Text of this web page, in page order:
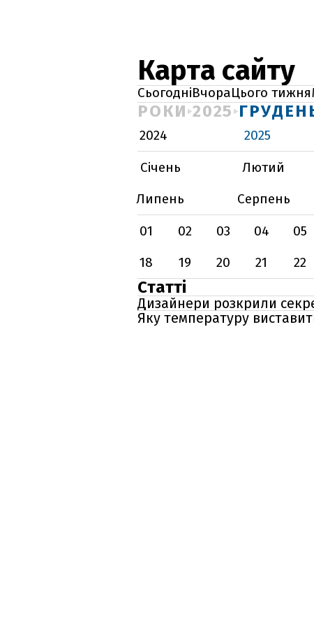
Карта сайту
СьогодніВчораЦього тижня
РОКИ 2025
2024 2025
Січень
Лютий
Липень
Серпень
01
02 03 04 05
18
19 20 21 22
Статті
Дизайнери розкрили
Яку температуру